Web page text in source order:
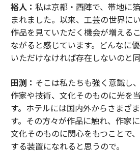
裕人： 私は京都・西陣で、帯地に
まれました。以来、工芸の世界に
作品を見ていただく機会が増える
ながると感じています。どんなに
いただけなければ存在しないのと
田渕： そこは私たちも強く意識し
作家や技術、文化そのものに光を
す。ホテルには国内外からさまざ
す。その方々が作品に触れ、作家
文化そのものに関心をもつことで
する装置になれると思うので。